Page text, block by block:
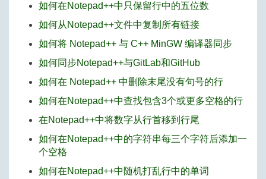
如何在Notepad++中只保留行中的五位数
如何从Notepad++文件中复制所有链接
如何将 Notepad++ 与 C++ MinGW 编译器同步
如何同步Notepad++与GitLab和GitHub
如何在 Notepad++ 中删除末尾没有句号的行
如何在Notepad++中查找包含3个或更多空格的行
在Notepad++中将数字从行首移到行尾
如何在Notepad++中的字符串每三个字符后添加一
个空格
如何在Notepad++中随机打乱行中的单词